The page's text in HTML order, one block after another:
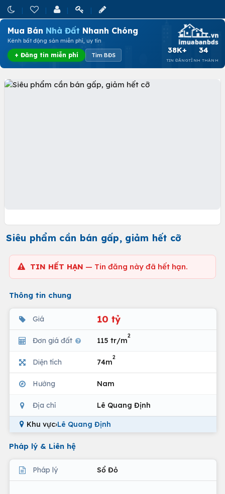
Mua Bán Nhà Đất Nhanh Chóng
Kênh bất động sản miễn phí, uy tín
+ Đăng tin miễn phí Tìm BĐS
38K+
TIN ĐĂNG
34
TỈNH THÀNH
Siêu phẩm cần bán gấp, giảm hết cỡ
TIN HẾT HẠN — Tin đăng này đã hết hạn.
Thông tin chung
Giá 10 tỷ
Đơn giá đất 115 tr/m
2
Diện tích 74m
2
Hướng Nam
Địa chỉ Lê Quang Định
Khu vực›Lê Quang Định
Pháp lý & Liên hệ
Pháp lý Sổ Đỏ